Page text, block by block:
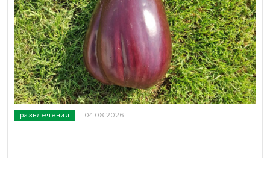
развлечения 04.08.2026